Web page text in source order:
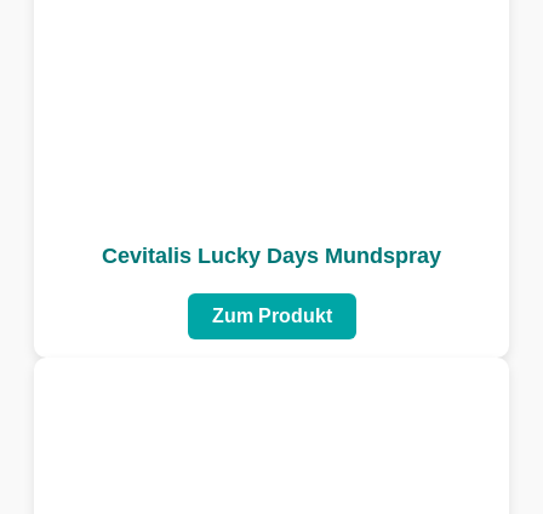
Cevitalis Lucky Days Mundspray
Zum Produkt